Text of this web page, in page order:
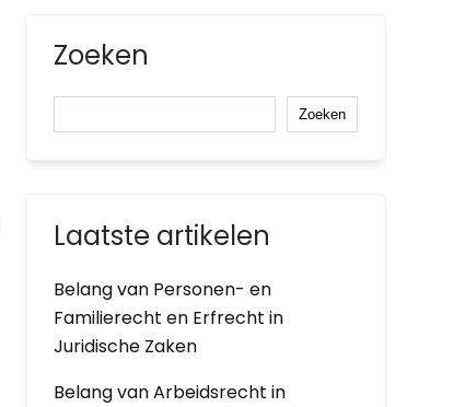
Zoeken
Zoeken
Laatste artikelen
Belang van Personen- en
Familierecht en Erfrecht in
Juridische Zaken
Belang van Arbeidsrecht in